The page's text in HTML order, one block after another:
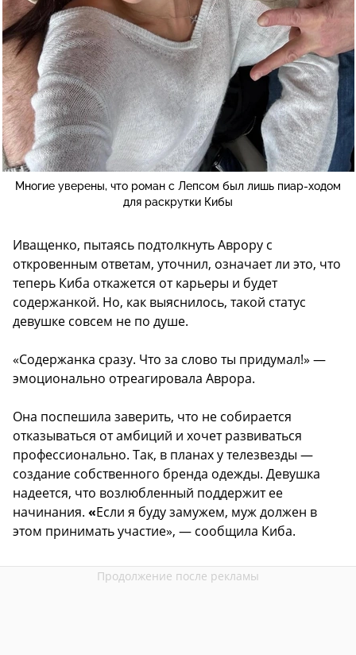
Многие уверены, что роман с Лепсом был лишь пиар-ходом
для раскрутки Кибы
Иващенко, пытаясь подтолкнуть Аврору с
откровенным ответам, уточнил, означает ли это, что
теперь Киба откажется от карьеры и будет
содержанкой. Но, как выяснилось, такой статус
девушке совсем не по душе.
«Содержанка сразу. Что за слово ты придумал!» —
эмоционально отреагировала Аврора.
Она поспешила заверить, что не собирается
отказываться от амбиций и хочет развиваться
профессионально. Так, в планах у телезвезды —
создание собственного бренда одежды. Девушка
надеется, что возлюбленный поддержит ее
начинания. «Если я буду замужем, муж должен в
этом принимать участие», — сообщила Киба.